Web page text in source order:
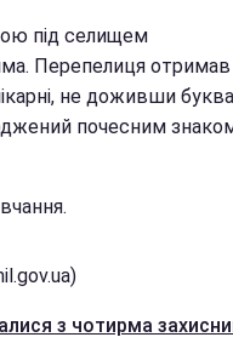
під селищем
Перепелиця отримав
не доживши
почесним
з чотирма